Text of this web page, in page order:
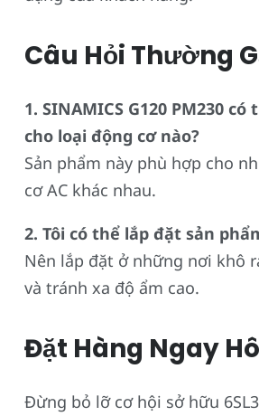
Câu Hỏi Thường
1. SINAMICS G120 PM230
cho loại động cơ nào?
Sản phẩm này phù hợp cho
cơ AC khác nhau.
2. Tôi có thể lắp đặt sản
Nên lắp đặt ở những nơi khô
và tránh xa độ ẩm cao.
Đặt Hàng Ngay
Đừng bỏ lỡ cơ hội sở hữu